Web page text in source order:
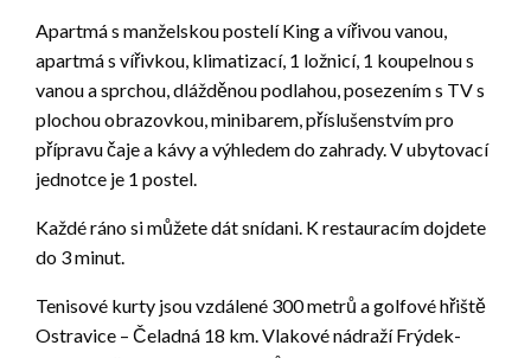
Apartmá s manželskou postelí King a vířivou vanou,
apartmá s vířivkou, klimatizací, 1 ložnicí, 1 koupelnou s
vanou a sprchou, dlážděnou podlahou, posezením s TV s
plochou obrazovkou, minibarem, příslušenstvím pro
přípravu čaje a kávy a výhledem do zahrady. V ubytovací
jednotce je 1 postel.
Každé ráno si můžete dát snídani. K restauracím dojdete
do 3 minut.
Tenisové kurty jsou vzdálené 300 metrů a golfové hřiště
Ostravice – Čeladná 18 km. Vlakové nádraží Frýdek-